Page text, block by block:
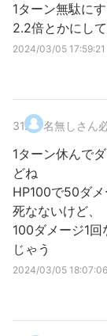
1ターン無駄に
2.2倍とかにし
2024/03/05 17:59:21
31. 名無しさん
1ターン休んで
どね
HP100で50ダ
死なないけど、
100ダメージ1
じゃう
2024/03/05 18:07:06